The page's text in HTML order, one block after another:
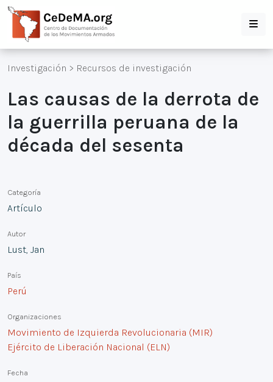
Investigación > Recursos de investigación
Las causas de la derrota de
la guerrilla peruana de la
década del sesenta
Categoría
Artículo
Autor
Lust, Jan
País
Perú
Organizaciones
Movimiento de Izquierda Revolucionaria (MIR)
Ejército de Liberación Nacional (ELN)
Fecha